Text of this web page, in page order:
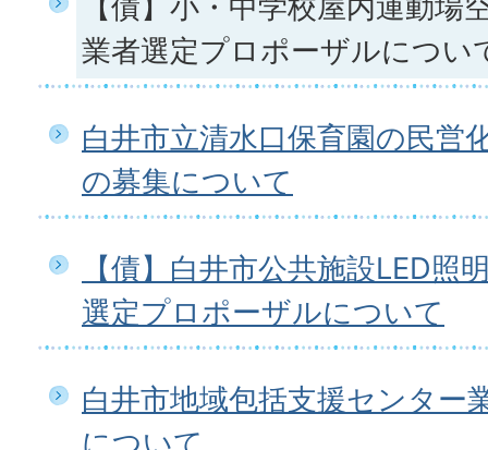
【債】小・中学校屋内運動場
業者選定プロポーザルについ
白井市立清水口保育園の民営
の募集について
【債】白井市公共施設LED照
選定プロポーザルについて
白井市地域包括支援センター